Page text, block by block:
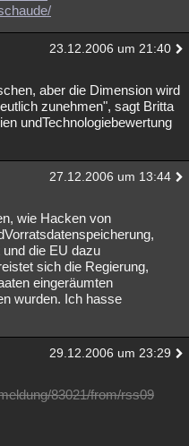
23.12.2006 um 21:40
aber die Dimension wird
zunehmen", sagt Britta
undTechnologiebewertung
27.12.2006 um 13:44
wie Hacken von
die EU dazu
sich die Regierung,
eingeräumten
wurden. Ich hasse
29.12.2006 um 23:29
83021/from/rss09